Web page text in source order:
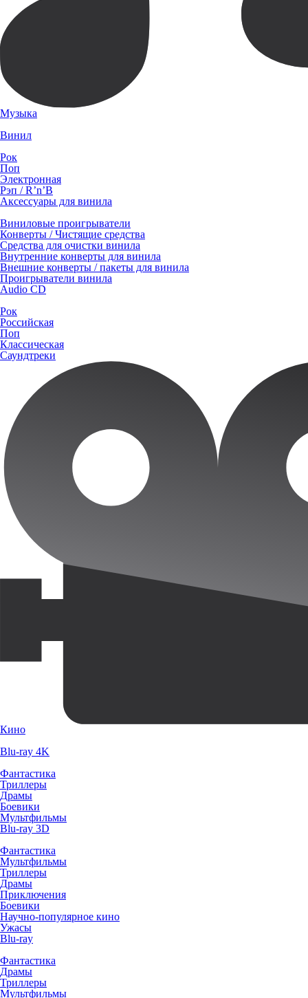
Музыка
Винил
Рок
Поп
Электронная
Рэп / R’n’B
Аксессуары для винила
Виниловые проигрыватели
Конверты / Чистящие средства
Средства для очистки винила
Внутренние конверты для винила
Внешние конверты / пакеты для винила
Проигрыватели винила
Audio CD
Рок
Российская
Поп
Классическая
Саундтреки
Кино
Blu-ray 4K
Фантастика
Триллеры
Драмы
Боевики
Мультфильмы
Blu-ray 3D
Фантастика
Мультфильмы
Триллеры
Драмы
Приключения
Боевики
Научно-популярное кино
Ужасы
Blu-ray
Фантастика
Драмы
Триллеры
Мультфильмы